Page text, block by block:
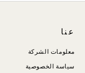
عنا
معلومات الشركة
سياسة الخصوصية